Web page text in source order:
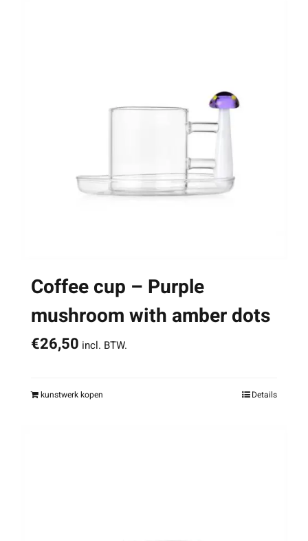
Coffee cup – Purple
mushroom with amber dots
€26,50 incl. BTW.
kunstwerk kopen Details